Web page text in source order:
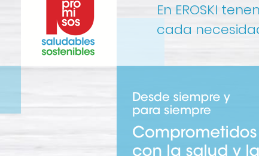
En EROSKI
cada